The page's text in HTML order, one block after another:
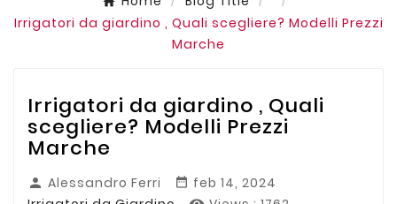
Irrigatori da giardino , Quali scegliere? Modelli Prezzi
Marche
Irrigatori da giardino , Quali
scegliere? Modelli Prezzi
Marche
 Alessandro Ferri  feb 14, 2024